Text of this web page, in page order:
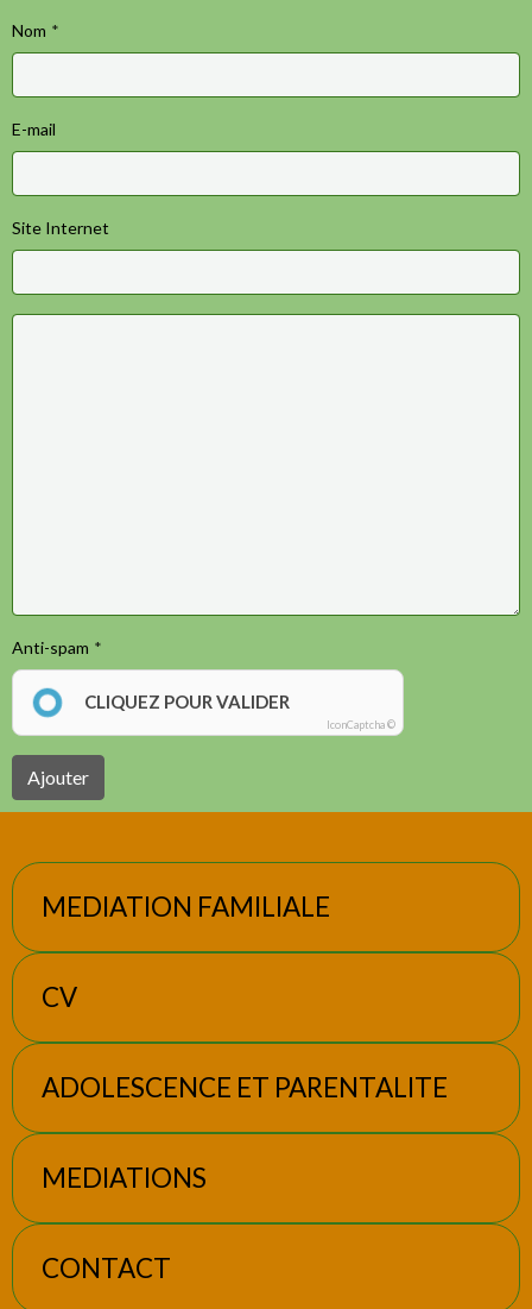
Nom
E-mail
Site Internet
Anti-spam
CLIQUEZ POUR VALIDER
IconCaptcha ©
Ajouter
MEDIATION FAMILIALE
CV
ADOLESCENCE ET PARENTALITE
MEDIATIONS
CONTACT